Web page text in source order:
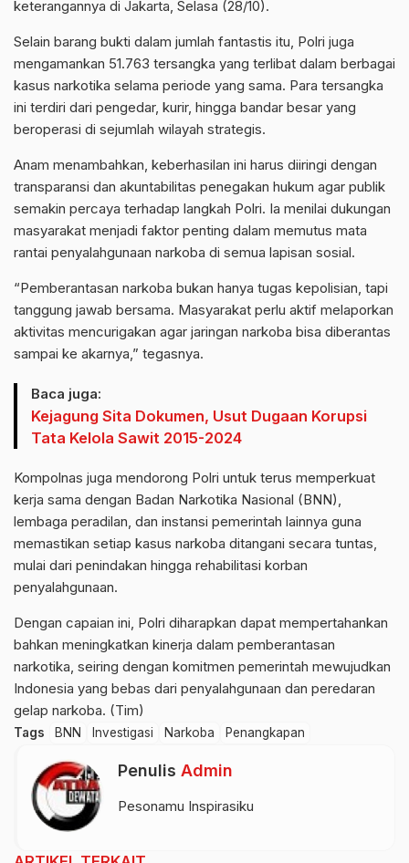
keterangannya di Jakarta, Selasa (28/10).
Selain barang bukti dalam jumlah fantastis itu, Polri juga
mengamankan 51.763 tersangka yang terlibat dalam berbagai
kasus narkotika selama periode yang sama. Para tersangka
ini terdiri dari pengedar, kurir, hingga bandar besar yang
beroperasi di sejumlah wilayah strategis.
Anam menambahkan, keberhasilan ini harus diiringi dengan
transparansi dan akuntabilitas penegakan hukum agar publik
semakin percaya terhadap langkah Polri. Ia menilai dukungan
masyarakat menjadi faktor penting dalam memutus mata
rantai penyalahgunaan narkoba di semua lapisan sosial.
“Pemberantasan narkoba bukan hanya tugas kepolisian, tapi
tanggung jawab bersama. Masyarakat perlu aktif melaporkan
aktivitas mencurigakan agar jaringan narkoba bisa diberantas
sampai ke akarnya,” tegasnya.
Baca juga:
Kejagung Sita Dokumen, Usut Dugaan Korupsi
Tata Kelola Sawit 2015-2024
Kompolnas juga mendorong Polri untuk terus memperkuat
kerja sama dengan Badan Narkotika Nasional (BNN),
lembaga peradilan, dan instansi pemerintah lainnya guna
memastikan setiap kasus narkoba ditangani secara tuntas,
mulai dari penindakan hingga rehabilitasi korban
penyalahgunaan.
Dengan capaian ini, Polri diharapkan dapat mempertahankan
bahkan meningkatkan kinerja dalam pemberantasan
narkotika, seiring dengan komitmen pemerintah mewujudkan
Indonesia yang bebas dari penyalahgunaan dan peredaran
gelap narkoba. (Tim)
Tags BNN Investigasi Narkoba Penangkapan
Penulis Admin
Pesonamu Inspirasiku